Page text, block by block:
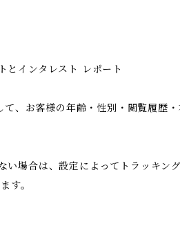
インタレスト レポート
お客様の年齢・性別・閲覧履歴
場合は、設定によってトラッキ
す。